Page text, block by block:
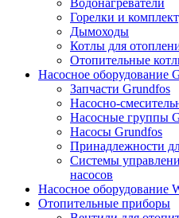
Водонагреватели
Горелки и
Дымоходы
Котлы для
Отопительные
Насосное оборудование
Запчасти Grundfos
Насосно-
Насосные группы
Насосы Grundfos
Принадлежности
Системы
насосов
Насосное оборудование
Отопительные приборы